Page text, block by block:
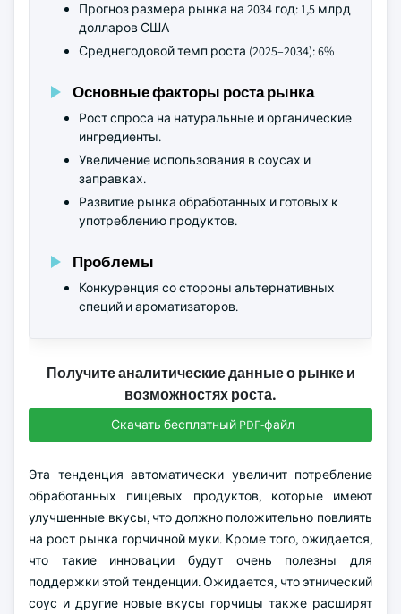
Прогноз размера рынка на 2034 год: 1,5 млрд
долларов США
Среднегодовой темп роста (2025–2034): 6%
Основные факторы роста рынка
Рост спроса на натуральные и органические
ингредиенты.
Увеличение использования в соусах и
заправках.
Развитие рынка обработанных и готовых к
употреблению продуктов.
Проблемы
Конкуренция со стороны альтернативных
специй и ароматизаторов.
Получите аналитические данные о рынке и
возможностях роста.
Скачать бесплатный PDF-файл
Эта тенденция автоматически увеличит потребление
обработанных пищевых продуктов, которые имеют
улучшенные вкусы, что должно положительно повлиять
на рост рынка горчичной муки. Кроме того, ожидается,
что такие инновации будут очень полезны для
поддержки этой тенденции. Ожидается, что этнический
соус и другие новые вкусы горчицы также расширят